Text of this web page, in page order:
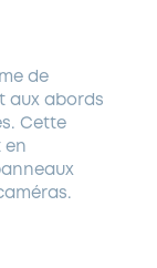
de
aux abords
Cette
en